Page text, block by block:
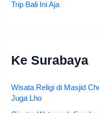
Trip Bali Ini Aja
Ke Surabaya
Wisata Religi di Masjid
Juga Lho